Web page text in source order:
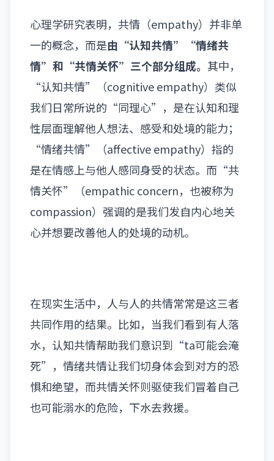
心理学研究表明，共情 （empathy） 并非单
一的概念，而是由“认知共情”“情绪共
情”和“共情关怀”三个部分组成。 其中，
“认知共情”
（cognitive empathy） 类似
我们日常所说的“同理心”，是在认知和理
性层面理解他人想法、感受和处境的能力；
“情绪共情”
（affective empathy） 指的
是在情感上与他人感同身受的状态。而“共
情关怀”
（empathic concern，也被称为
compassion） 强调的是我们发自内心地关
心并想要改善他人的处境的动机。
在现实生活中，人与人的共情常常是这三者
共同作用的结果。比如，当我们看到有人落
水，认知共情帮助我们意识到“ta可能会淹
死”，情绪共情让我们切身体会到对方的恐
惧和绝望，而共情关怀则驱使我们冒着自己
也可能溺水的危险，下水去救援。